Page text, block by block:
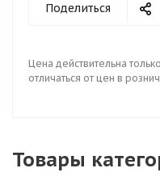
Поделиться
Цена действительна
отличаться от цен в
Товары